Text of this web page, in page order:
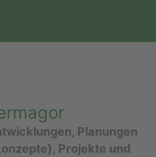
Planungen
Projekte und